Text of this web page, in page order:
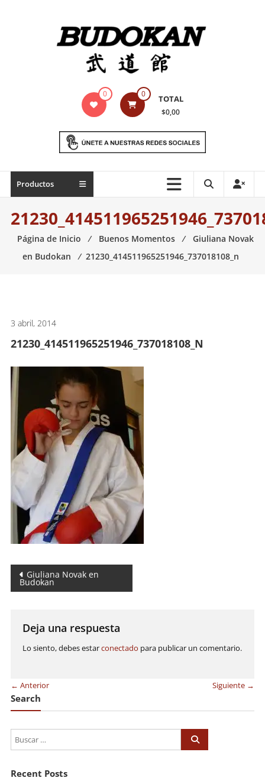
Indumentaria
marciales
Todo
necesario
para
de
0 0 TOTAL
$0,00
Productos
Página de Inicio ⁄ Buenos Momentos ⁄ Giuliana Novak
en Budokan
⁄ 21230_414511965251946_737018108_n
3 abril, 2014
21230_414511965251946_737018108_N
Navegación
de
entradas
Giuliana Novak en
Budokan
Deja una respuesta
Lo siento, debes estarconectado para publicar un comentario.
← Anterior Siguiente →
Search
Recent Posts